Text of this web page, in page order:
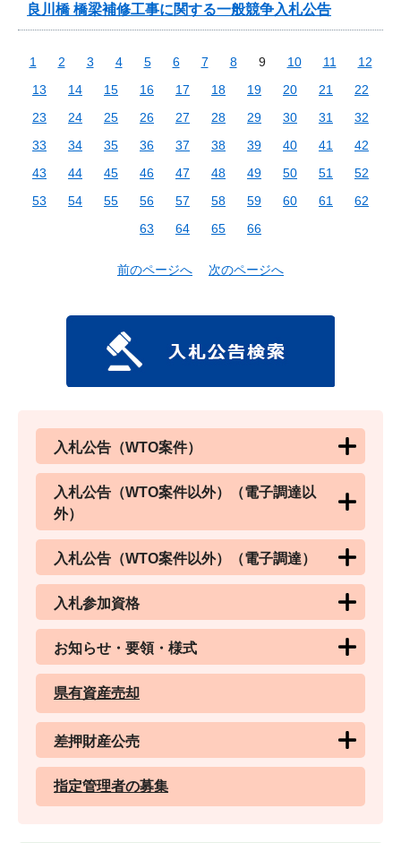
良川橋 橋梁補修工事に関する一般競争入札公告
1 2 3 4 5 6 7 8 9 10 11
12
13
14 15 16 17 18 19 20 21
22
23
24 25 26 27 28 29 30 31
32
33
34 35 36 37 38 39 40 41
42
43
44 45 46 47 48 49 50 51
52
53
54 55 56 57 58 59 60 61
62
63
64 65 66
前のページへ 次のページへ
入札公告（WTO案件）
入札公告（WTO案件以外）（電子調達以
外）
入札公告（WTO案件以外）（電子調達）
入札参加資格
お知らせ・要領・様式
県有資産売却
差押財産公売
指定管理者の募集